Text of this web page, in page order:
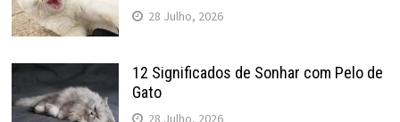
28 Julho, 2026
12 Significados de Sonhar com Pelo de
Gato
28 Julho, 2026